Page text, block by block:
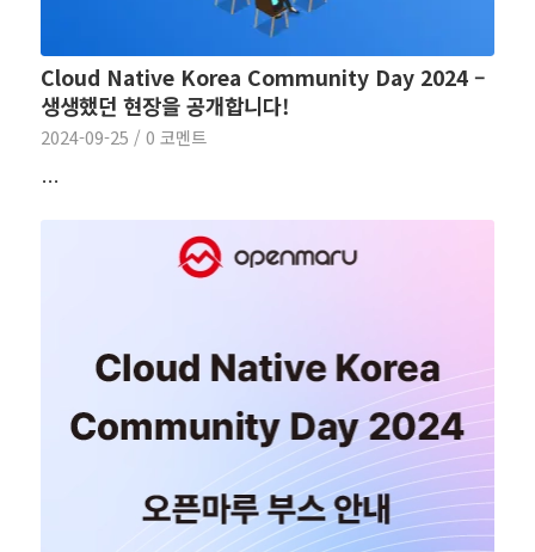
Cloud Native Korea Community Day 2024 –
생생했던 현장을 공개합니다!
2024-09-25 / 0 코멘트
…